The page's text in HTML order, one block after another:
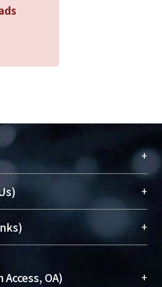
+
之列，為永久珍藏及向國際
果及學術能量，圖書館整合
學術庫（AH）不同功能平
NTU scholars。期能整合研
+
(Medical Library)
+
OA) +